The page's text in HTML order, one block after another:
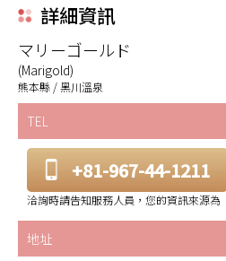
詳細資訊
マリーゴールド
(Marigold)
熊本縣 / 黑川溫泉
TEL
+81-967-44-1211
洽詢時請告知服務人員，您的資訊來源為
地址